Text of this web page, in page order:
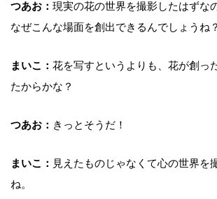
つあお： 現実の花の世界を撮影したはずな
なぜこんな場面を創出できるんでしょうね？
まいこ： 花を写すというよりも、花が創っ
たからかな？
つあお： きっとそうだ！
まいこ： 見えたものじゃなくて心の世界を
ね。